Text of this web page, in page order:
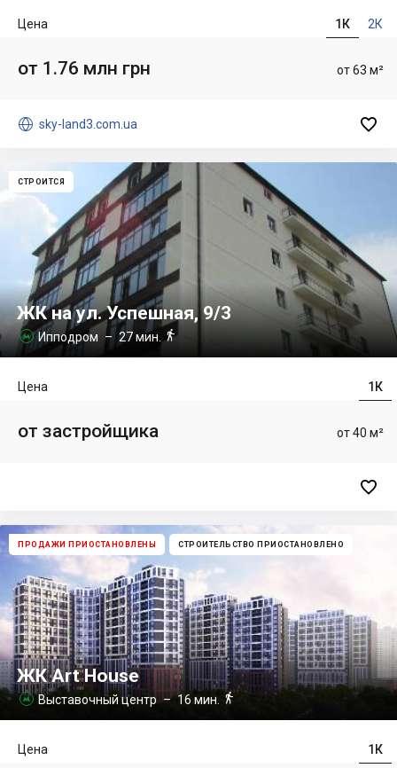
1К 2К
Цена
от 63 м²
от 1.76 млн грн
 sky-land3.com.ua 
СТРОИТСЯ
ЖК на ул. Успешная, 9/3
 Ипподром – 27 мин. 
1К
Цена
от 40 м²
от застройщика

ПРОДАЖИ ПРИОСТАНОВЛЕНЫ СТРОИТЕЛЬСТВО ПРИОСТАНОВЛЕНО
ЖК Art House
 Выставочный центр– 16 мин. 
1К
Цена